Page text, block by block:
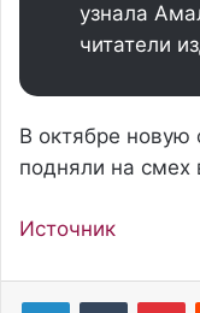
узнала
читатели
В октябре
подняли на смех
Источник